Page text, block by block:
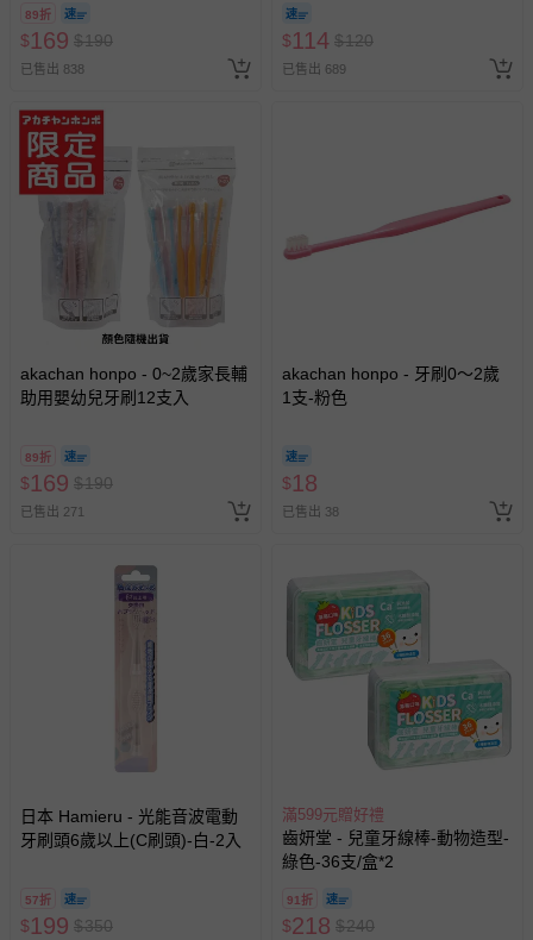
89折
$169 $190
已售出 838
$114 $120
已售出 689
akachan honpo - 0~2歲家長輔
助用嬰幼兒牙刷12支入
89折
$169 $190
已售出 271
akachan honpo - 牙刷0～2歲
1支-粉色
$18
已售出 38
日本 Hamieru - 光能音波電動
牙刷頭6歲以上(C刷頭)-白-2入
57折
$199 $350
滿599元贈好禮
齒妍堂 - 兒童牙線棒-動物造型-
綠色-36支/盒*2
91折
$218 $240